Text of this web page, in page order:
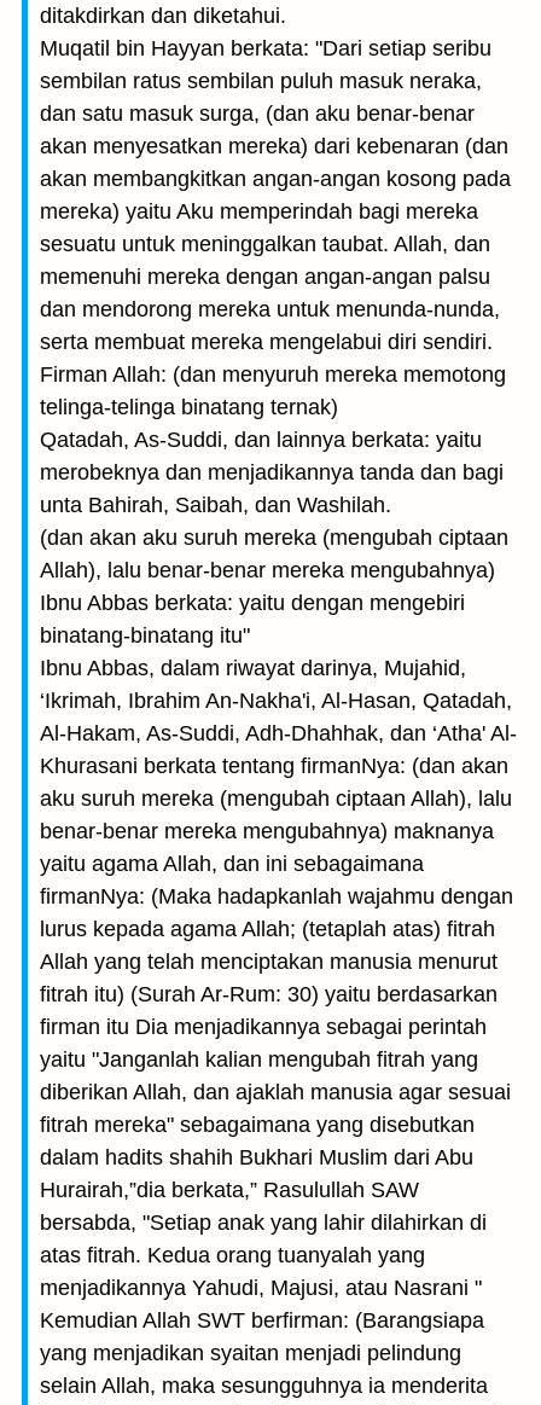
ditakdirkan dan diketahui.
Muqatil bin Hayyan berkata: "Dari setiap seribu
sembilan ratus sembilan puluh masuk neraka,
dan satu masuk surga, (dan aku benar-benar
akan menyesatkan mereka) dari kebenaran (dan
akan membangkitkan angan-angan kosong pada
mereka) yaitu Aku memperindah bagi mereka
sesuatu untuk meninggalkan taubat. Allah, dan
memenuhi mereka dengan angan-angan palsu
dan mendorong mereka untuk menunda-nunda,
serta membuat mereka mengelabui diri sendiri.
Firman Allah: (dan menyuruh mereka memotong
telinga-telinga binatang ternak)
Qatadah, As-Suddi, dan lainnya berkata: yaitu
merobeknya dan menjadikannya tanda dan bagi
unta Bahirah, Saibah, dan Washilah.
(dan akan aku suruh mereka (mengubah ciptaan
Allah), lalu benar-benar mereka mengubahnya)
Ibnu Abbas berkata: yaitu dengan mengebiri
binatang-binatang itu"
Ibnu Abbas, dalam riwayat darinya, Mujahid,
‘Ikrimah, Ibrahim An-Nakha'i, Al-Hasan, Qatadah,
Al-Hakam, As-Suddi, Adh-Dhahhak, dan ‘Atha' Al-
Khurasani berkata tentang firmanNya: (dan akan
aku suruh mereka (mengubah ciptaan Allah), lalu
benar-benar mereka mengubahnya) maknanya
yaitu agama Allah, dan ini sebagaimana
firmanNya: (Maka hadapkanlah wajahmu dengan
lurus kepada agama Allah; (tetaplah atas) fitrah
Allah yang telah menciptakan manusia menurut
fitrah itu) (Surah Ar-Rum: 30) yaitu berdasarkan
firman itu Dia menjadikannya sebagai perintah
yaitu "Janganlah kalian mengubah fitrah yang
diberikan Allah, dan ajaklah manusia agar sesuai
fitrah mereka" sebagaimana yang disebutkan
dalam hadits shahih Bukhari Muslim dari Abu
Hurairah,”dia berkata,” Rasulullah SAW
bersabda, "Setiap anak yang lahir dilahirkan di
atas fitrah. Kedua orang tuanyalah yang
menjadikannya Yahudi, Majusi, atau Nasrani "
Kemudian Allah SWT berfirman: (Barangsiapa
yang menjadikan syaitan menjadi pelindung
selain Allah, maka sesungguhnya ia menderita